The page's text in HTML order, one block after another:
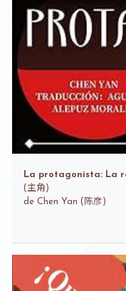
La protagonista: La
( 主角)
de Chen Yan (陈彦)